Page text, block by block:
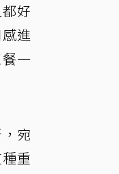
好
進
一
宛
重